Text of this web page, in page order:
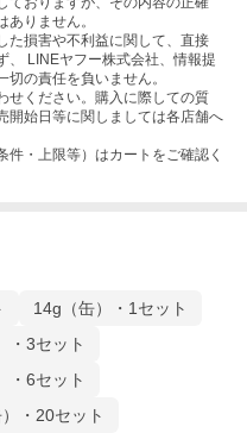
りません。
た損害や不利益に関して、直接
、 LINEヤフー株式会社、情報提
の責任を負いません。
せください。購入に際しての質
開始日等に関しましては各店舗へ
件・上限等）はカートをご確認く
14g（缶）・1セット
・3セット
・6セット
・20セット